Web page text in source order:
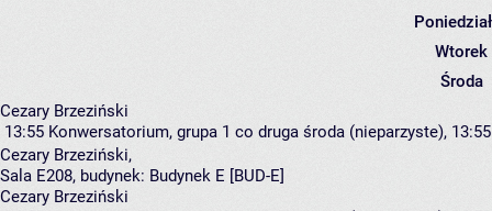
Wtorek
Środa
Cezary Brzeziński
13:55 Konwersatorium, grupa 1 co druga środa (nieparzyste),
Cezary Brzeziński,
Sala E208, budynek: Budynek E [BUD-E]
Cezary Brzeziński